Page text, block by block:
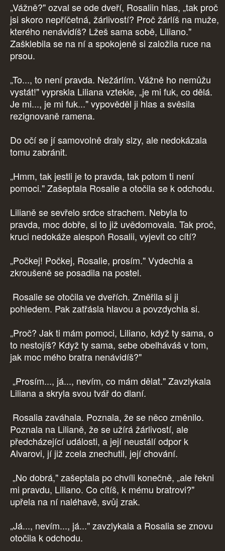
„Vážně?" ozval se ode dveří, Rosaliin hlas, „tak proč
jsi skoro nepříčetná, žárlivostí? Proč žárlíš na muže,
kterého nenávidíš? Lžeš sama sobě, Liliano."
Zašklebila se na ní a spokojeně si založila ruce na
prsou.
„To..., to není pravda. Nežárlím. Vážně ho nemůžu
vystát!" vyprskla Liliana vztekle, „je mi fuk, co dělá.
Je mi..., je mi fuk..." vypověděl ji hlas a svěsila
rezignovaně ramena.
Do očí se jí samovolně draly slzy, ale nedokázala
tomu zabránit.
„Hmm, tak jestli je to pravda, tak potom ti není
pomoci." Zašeptala Rosalie a otočila se k odchodu.
Lilianě se sevřelo srdce strachem. Nebyla to
pravda, moc dobře, si to již uvědomovala. Tak proč,
kruci nedokáže alespoň Rosalii, vyjevit co cítí?
„Počkej! Počkej, Rosalie, prosím." Vydechla a
zkroušeně se posadila na postel.
Rosalie se otočila ve dveřích. Změřila si ji
pohledem. Pak zatřásla hlavou a povzdychla si.
„Proč? Jak ti mám pomoci, Liliano, když ty sama, o
to nestojíš? Když ty sama, sebe obelháváš v tom,
jak moc mého bratra nenávidíš?"
„Prosím..., já..., nevím, co mám dělat." Zavzlykala
Liliana a skryla svou tvář do dlaní.
Rosalia zaváhala. Poznala, že se něco změnilo.
Poznala na Lilianě, že se užírá žárlivostí, ale
předcházející události, a její neustálí odpor k
Alvarovi, jí již zcela znechutil, její chování.
„No dobrá," zašeptala po chvíli konečně, „ale řekni
mi pravdu, Liliano. Co cítíš, k mému bratrovi?"
upřela na ní naléhavě, svůj zrak.
„Já..., nevím..., já..." zavzlykala a Rosalia se znovu
otočila k odchodu.